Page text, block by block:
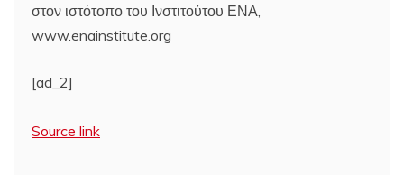
στον ιστότοπο του Ινστιτούτου ΕΝΑ,
www.enainstitute.org
[ad_2]
Source link